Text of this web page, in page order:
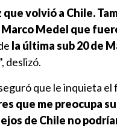
volvió a Chile.
Medel que
la última sub 20 de
", deslizó.
que le inquieta
que me preocupa
de Chile no